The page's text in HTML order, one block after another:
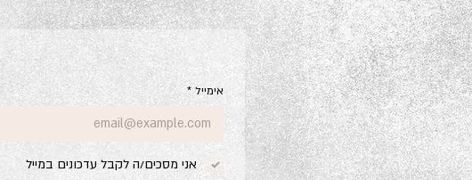
אימייל *
אני מסכים/ה לקבל עדכונים במייל